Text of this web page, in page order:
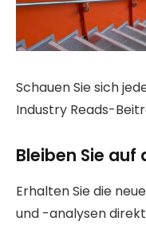
Schauen Sie sich
Industry Reads-
Bleiben Sie auf
Erhalten Sie die
und -analysen